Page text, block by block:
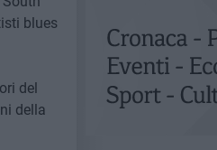
blues
del
della